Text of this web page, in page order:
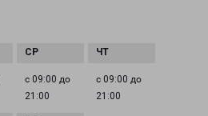
с 09:00 до
21:00
с 09:00 до
21:00